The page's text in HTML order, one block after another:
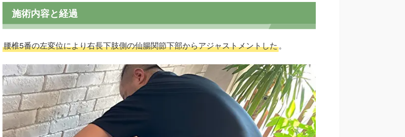
施術内容と経過
腰椎5番の左変位により右長下肢側の仙腸関節下部からアジャストメントした。